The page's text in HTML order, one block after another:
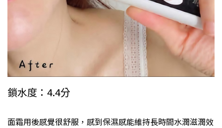
鎖水度：4.4分
面霜用後感覺很舒服，感到保濕感能維持長時間水潤滋潤效